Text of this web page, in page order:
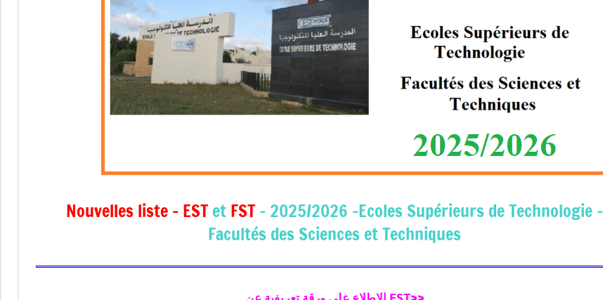
Nouvelles liste – ESTet FST– 2025/2026 -Ecoles Supérieurs de Technologie –
Facultés des Sciences et Techniques